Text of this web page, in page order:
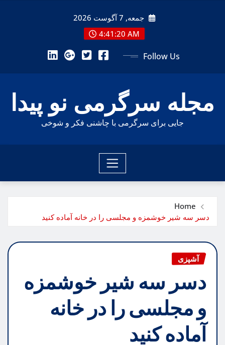
جمعه, 7 آگوست 2026
4:41:21 AM
Follow Us
مجله سرگرمی نو پیدا
جایی برای سرگرمی با چاشنی فکر و شوخی
Home
دسر سه شیر خوشمزه و مجلسی را در خانه آماده کنید
آشپزی
دسر سه شیر خوشمزه
و مجلسی را در خانه
آماده کنید